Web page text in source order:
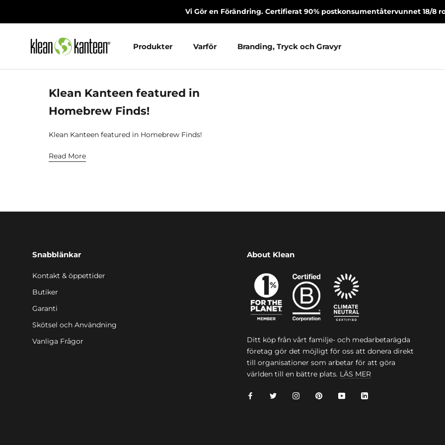
Vi Gör en Förändring. Certifierat 90% postkonsumentåtervunnet 18/8
Produkter
Varför
Branding, Tryck och Gravyr
Klean Kanteen featured in
Homebrew Finds!
Klean Kanteen featured in Homebrew Finds!
Read More
Snabblänkar
Kontakt & öppettider
Butiker
Garanti
Skötsel och Användning
Vanliga Frågor
About Klean
Ditt köp från vårt familje- och medarbetarägda
företag gör det möjligt för oss att donera direkt
till organisationer som arbetar för att göra
världen till en bättre plats. LÄS MER